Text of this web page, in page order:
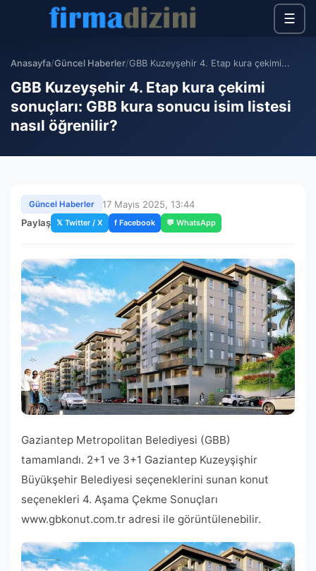
☰
Anasayfa/Güncel Haberler/GBB Kuzeyşehir 4. Etap kura çekimi...
GBB Kuzeyşehir 4. Etap kura çekimi
sonuçları: GBB kura sonucu isim listesi
nasıl öğrenilir?
Güncel Haberler
17 Mayıs 2025, 13:44
Paylaş 𝕏 Twitter / X f Facebook 💬 WhatsApp
Gaziantep Metropolitan Belediyesi (GBB)
tamamlandı. 2+1 ve 3+1 Gaziantep Kuzeyşişhir
Büyükşehir Belediyesi seçeneklerini sunan konut
seçenekleri 4. Aşama Çekme Sonuçları
www.gbkonut.com.tr adresi ile görüntülenebilir.